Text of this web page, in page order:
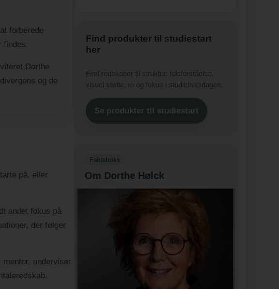
forberede
findes.
Dorthe
og de
på, eller
andet fokus på
der følger
underviser
Find produkter til studiestart
her
Find redskaber til struktur, tidsforståelse,
visuel støtte, ro og fokus i studiehverdagen.
Se produkter til studiestart
Faktaboks
Om Dorthe Hølck